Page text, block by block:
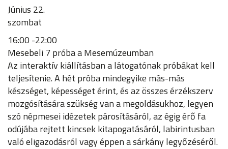
Június 22.
szombat
16:00 -22:00
Mesebeli 7 próba a Mesemúzeumban
Az interaktív kiállításban a látogatónak próbákat kell
teljesítenie. A hét próba mindegyike más-más
készséget, képességet érint, és az összes érzékszerv
mozgósítására szükség van a megoldásukhoz, legyen
szó népmesei idézetek párosításáról, az égig érő fa
odújába rejtett kincsek kitapogatásáról, labirintusban
való eligazodásról vagy éppen a sárkány legyőzéséről.